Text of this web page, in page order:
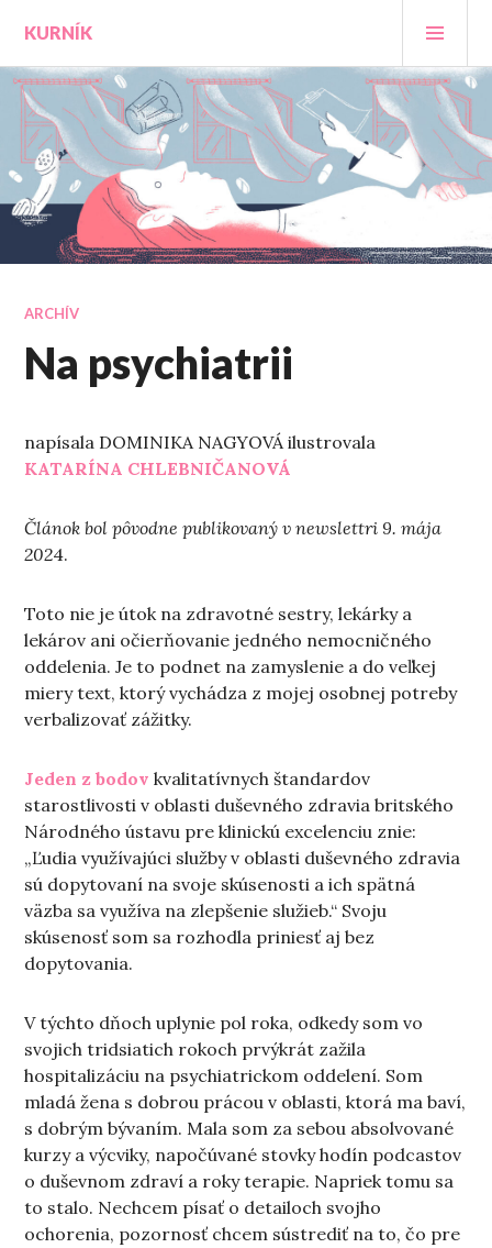
obsah
KURNÍK
ARCHÍV
Na psychiatrii
napísala DOMINIKA NAGYOVÁ ilustrovala
KATARÍNA CHLEBNIČANOVÁ
Článok bol pôvodne publikovaný v newslettri 9. mája
2024.
Toto nie je útok na zdravotné sestry, lekárky a
lekárov ani očierňovanie jedného nemocničného
oddelenia. Je to podnet na zamyslenie a do veľkej
miery text, ktorý vychádza z mojej osobnej potreby
verbalizovať zážitky.
Jeden z bodov kvalitatívnych štandardov
starostlivosti v oblasti duševného zdravia britského
Národného ústavu pre klinickú excelenciu znie:
„Ľudia využívajúci služby v oblasti duševného zdravia
sú dopytovaní na svoje skúsenosti a ich spätná
väzba sa využíva na zlepšenie služieb.“ Svoju
skúsenosť som sa rozhodla priniesť aj bez
dopytovania.
V týchto dňoch uplynie pol roka, odkedy som vo
svojich tridsiatich rokoch prvýkrát zažila
hospitalizáciu na psychiatrickom oddelení. Som
mladá žena s dobrou prácou v oblasti, ktorá ma baví,
s dobrým bývaním. Mala som za sebou absolvované
kurzy a výcviky, napočúvané stovky hodín podcastov
o duševnom zdraví a roky terapie. Napriek tomu sa
to stalo. Nechcem písať o detailoch svojho
ochorenia, pozornosť chcem sústrediť na to, čo pre